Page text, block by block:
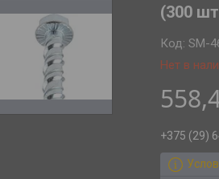
(300
Нет в
Код:SM-
+375 (29)